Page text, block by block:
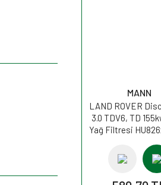
MANN
LAND ROVER
3.0 TDV6, TD
Yağ Filtresi